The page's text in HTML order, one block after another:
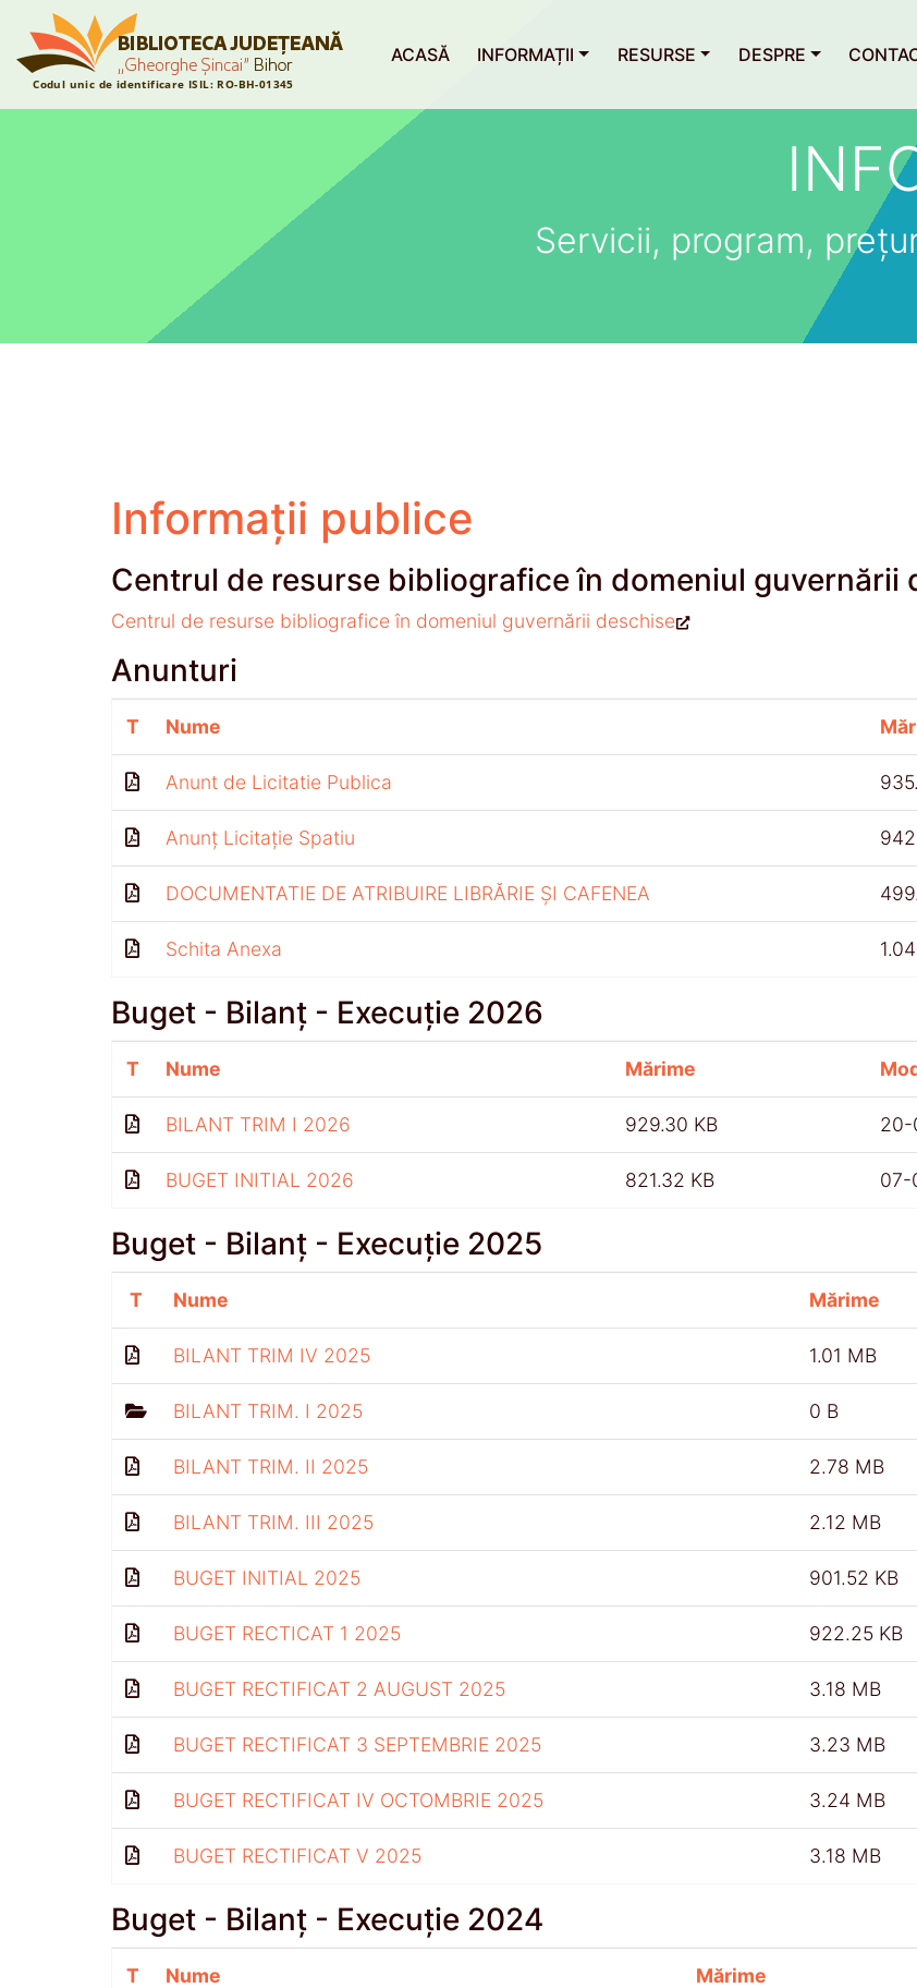
ACASĂ INFORMAȚII RESURSE DESPRE
Servicii, program,
Informații publice
Centrul de resurse bibliografice în domeniul guvernării
Centrul de resurse bibliografice în domeniul guvernării deschise
Anunturi
T Nume
Anunt de Licitatie Publica
Anunț Licitație Spatiu
DOCUMENTATIE DE ATRIBUIRE LIBRĂRIE ȘI CAFENEA
Schita Anexa
Buget - Bilanț - Execuție 2026
T Nume Mărime
BILANT TRIM I 2026 929.30 KB 20-
BUGET INITIAL 2026 821.32 KB 07-
Buget - Bilanț - Execuție 2025
T Nume Mărime
BILANT TRIM IV 2025 1.01 MB
BILANT TRIM. I 2025 0 B
BILANT TRIM. II 2025 2.78 MB
BILANT TRIM. III 2025 2.12 MB
BUGET INITIAL 2025 901.52 KB
BUGET RECTICAT 1 2025 922.25 KB
BUGET RECTIFICAT 2 AUGUST 2025 3.18 MB
BUGET RECTIFICAT 3 SEPTEMBRIE 2025 3.23 MB
BUGET RECTIFICAT IV OCTOMBRIE 2025 3.24 MB
BUGET RECTIFICAT V 2025 3.18 MB
Buget - Bilanț - Execuție 2024
T Nume Mărime